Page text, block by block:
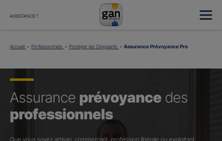
ASSISTANCE ?
Accueil Professionnels Protéger les Dirigeants Assurance Prévoyance Pro
Assurance prévoyance des
professionnels
Que vous soyez artisan, commerçant, profession libérale ou exploitant